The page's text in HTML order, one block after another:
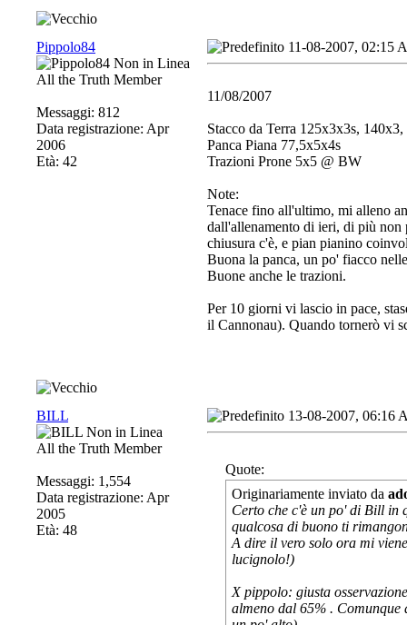
Pippolo84
All the Truth Member
Messaggi: 812
Data registrazione: Apr
2006
Età: 42
11-08-2007, 02:15
11/08/2007
Stacco da Terra 125x3x3s,
Panca Piana 77,5x5x4s
Trazioni Prone 5x5 @ BW
Note:
Tenace fino all'ultimo, mi alleno
dall'allenamento di ieri, di più non
chiusura c'è, e pian pianino
Buona la panca, un po' fiacco
Buone anche le trazioni.
Per 10 giorni vi lascio in pace,
il Cannonau). Quando tornerò vi
BILL
All the Truth Member
Messaggi: 1,554
Data registrazione: Apr
2005
Età: 48
13-08-2007, 06:16
Quote:
Originariamente inviato da
Certo che c'è un po' di Bill in
qualcosa di buono ti
A dire il vero solo ora mi
lucignolo!)
X pippolo: giusta
almeno dal 65% .